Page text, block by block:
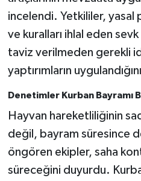
incelendi. Yetkililer, yasal
ve kuralları ihlal eden
taviz verilmeden gerekli
yaptırımların
Denetimler Kurban Bayramı
Hayvan hareketliliğinin
değil, bayram süresince
öngören ekipler, saha
süreceğini duyurdu.